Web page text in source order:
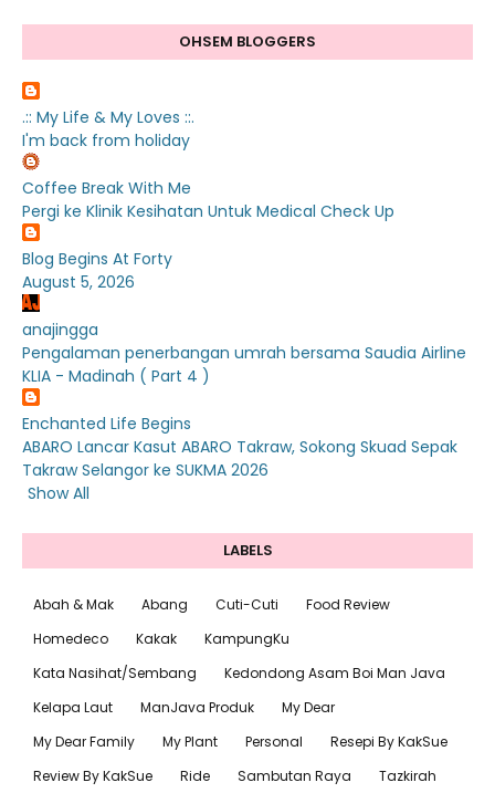
OHSEM BLOGGERS
.:: My Life & My Loves ::.
I'm back from holiday
Coffee Break With Me
Pergi ke Klinik Kesihatan Untuk Medical Check Up
Blog Begins At Forty
August 5, 2026
anajingga
Pengalaman penerbangan umrah bersama Saudia Airline
KLIA - Madinah ( Part 4 )
Enchanted Life Begins
ABARO Lancar Kasut ABARO Takraw, Sokong Skuad Sepak
Takraw Selangor ke SUKMA 2026
Show All
LABELS
Abah & Mak Abang Cuti-Cuti
Food Review
Homedeco
Kakak
KampungKu
Kata Nasihat/Sembang
Kedondong Asam Boi Man Java
Kelapa Laut
ManJava Produk
My Dear
My Dear Family
My Plant Personal
Resepi By KakSue
Review By KakSue
Ride Sambutan Raya Tazkirah